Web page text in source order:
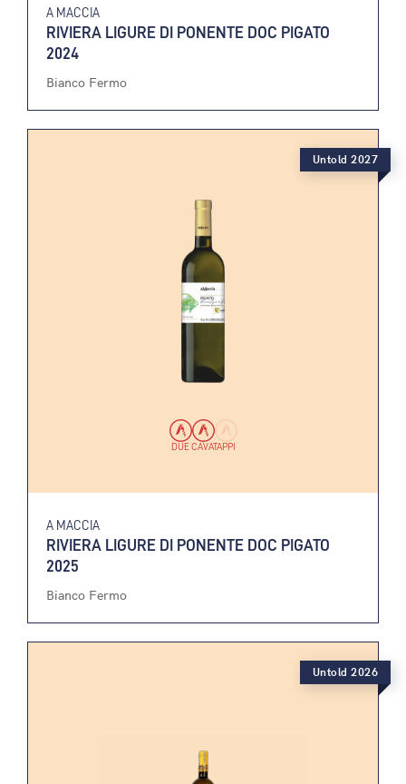
A MACCIA
RIVIERA LIGURE DI PONENTE DOC PIGATO
2024
Bianco Fermo
DUE CAVATAPPI
A MACCIA
RIVIERA LIGURE DI PONENTE DOC PIGATO
2025
Bianco Fermo
Untold 2027
Untold 2026